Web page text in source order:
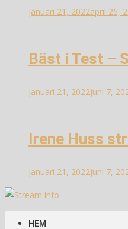
januari 21, 2022april 26,
Bäst i Test –
januari 21, 2022juni 7,
Irene Huss
januari 21, 2022juni 7,
Stream info
Information om streams
HEM